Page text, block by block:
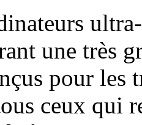
une très
pour les
ceux qui